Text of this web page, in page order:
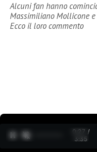
Alcuni fan hanno
Massimiliano Mollicone e
Ecco il loro commento
0:27 /
3:35